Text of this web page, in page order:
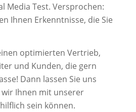
Media Test. Versprochen:
Ihnen Erkenntnisse, die Sie
optimierten Vertrieb,
und Kunden, die gern
Dann lassen Sie uns
Ihnen mit unserer
sein können.